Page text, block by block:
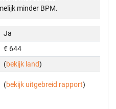
minder BPM.
Ja
€ 644
(bekijk land)
(bekijk uitgebreid rapport)